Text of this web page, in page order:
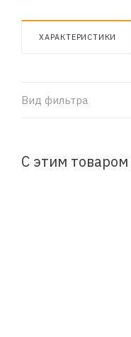
ХАРАКТЕРИСТИКИ
Вид фильтра
С этим